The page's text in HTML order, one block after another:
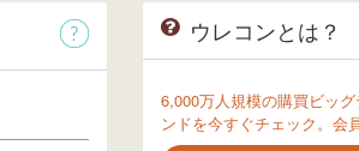
ウレコンとは？
6,000万人規模の購買ビッ
ンドを今すぐチェック。会